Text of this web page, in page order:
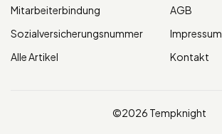
Mitarbeiterbindung
Sozialversicherungsnummer
Alle Artikel
AGB
Impressum
Kontakt
©2026 Tempknight